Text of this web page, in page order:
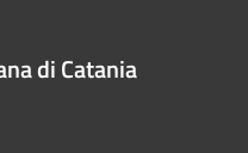
di Catania